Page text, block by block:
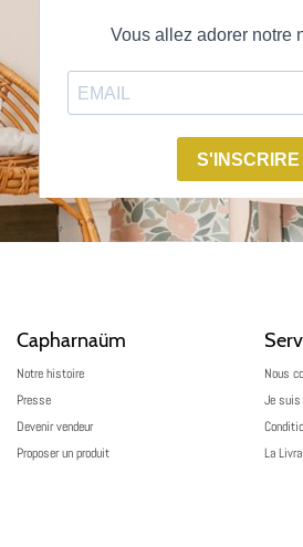
Capharnaüm
Notre histoire
Presse
Devenir vendeur
Proposer un produit
Nous
Je suis
La